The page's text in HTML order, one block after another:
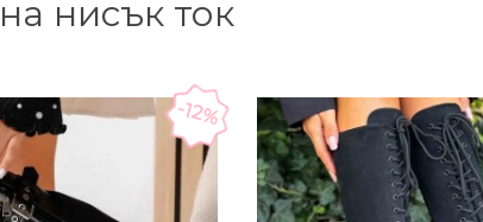
нисък ток
-12%